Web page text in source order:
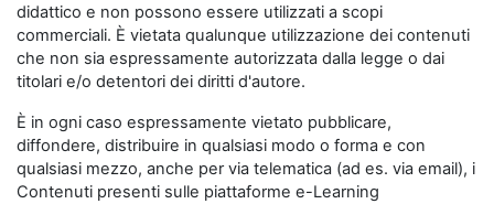
didattico e non possono essere utilizzati a scopi
commerciali. È vietata qualunque utilizzazione dei contenuti
che non sia espressamente autorizzata dalla legge o dai
titolari e/o detentori dei diritti d'autore.
È in ogni caso espressamente vietato pubblicare,
diffondere, distribuire in qualsiasi modo o forma e con
qualsiasi mezzo, anche per via telematica (ad es. via email), i
Contenuti presenti sulle piattaforme e-Learning